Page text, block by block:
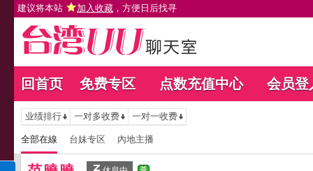
建议将本站 加入收藏 ，方便日后找寻
回首页 免费专区 点数充值中心 会员登
业绩排行 一对多收费 一对一收费
全部在線 台妹专区 內地主播